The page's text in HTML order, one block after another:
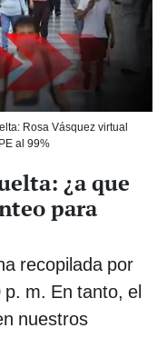
Rosa Vásquez virtual
al 99%
¿a que
para
recopilada por
m. En tanto, el
nuestros